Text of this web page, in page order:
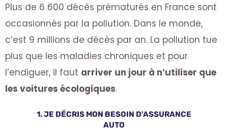
Plus de 6 600 décès prématurés en France sont
occasionnés par la pollution. Dans le monde,
c’est 9 millions de décès par an. La pollution tue
plus que les maladies chroniques et pour
l’endiguer, il faut arriver un jour à n’utiliser que
les voitures écologiques.